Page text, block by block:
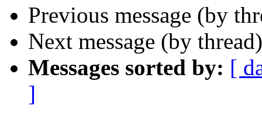
Previous message (by
Next message (by
Messages sorted by: [
]